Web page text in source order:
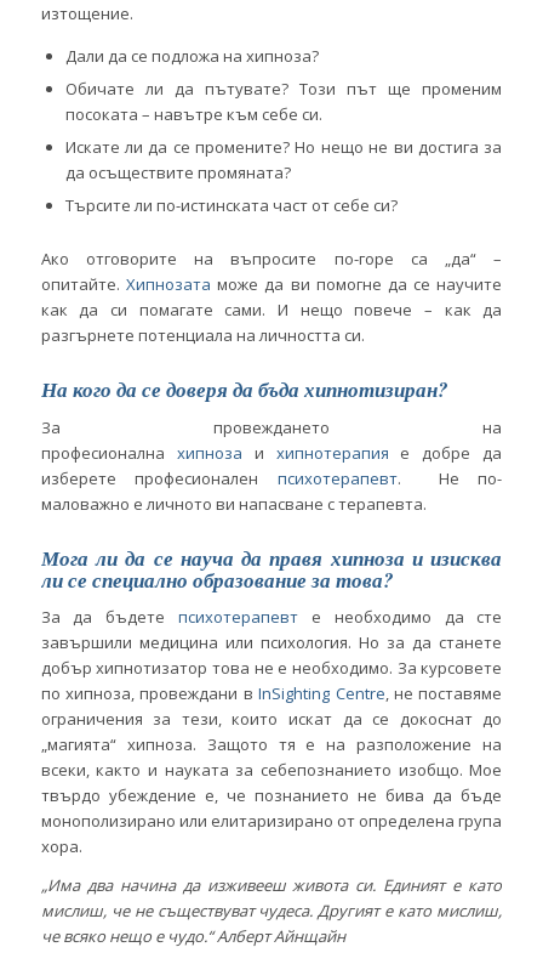
изтощение.
Дали да се подложа на хипноза?
Обичате ли да пътувате? Този път ще променим
посоката – навътре към себе си.
Искате ли да се промените? Но нещо не ви достига за
да осъществите промяната?
Търсите ли по-истинската част от себе си?
Ако отговорите на въпросите по-горе са „да“ –
опитайте. Хипнозата може да ви помогне да се научите
как да си помагате сами. И нещо повече – как да
разгърнете потенциала на личността си.
На кого да се доверя да бъда хипнотизиран?
За провеждането на
професионална хипноза и хипнотерапия е добре да
изберете професионален психотерапевт. Не по-
маловажно е личното ви напасване с терапевта.
Мога ли да се науча да правя хипноза и изисква
ли се специално образование за това?
За да бъдетепсихотерапевт е необходимо да сте
завършили медицина или психология. Но за да станете
добър хипнотизатор това не е необходимо. За курсовете
по хипноза, провеждани вInSighting Centre, не поставяме
ограничения за тези, които искат да се докоснат до
„магията“ хипноза. Защото тя е на разположение на
всеки, както и науката за себепознанието изобщо. Мое
твърдо убеждение е, че познанието не бива да бъде
монополизирано или елитаризирано от определена група
хора.
„Има два начина да изживееш живота си. Единият е като
мислиш, че не съществуват чудеса. Другият е като мислиш,
че всяко нещо е чудо.“ Алберт Айнщайн